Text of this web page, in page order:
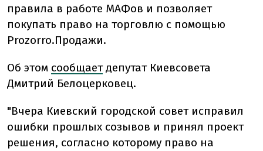
правила в работе МАФов и позволяет
покупать право на торговлю с помощью
Prozorro.Продажи.
Об этом сообщаетдепутат Киевсовета
Дмитрий Белоцерковец.
"Вчера Киевский городской совет исправил
ошибки прошлых созывов и принял проект
решения, согласно которому право на